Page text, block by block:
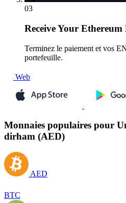
03
ReceiveYour Ethereum
Terminez le paiement et vos
portefeuille.
Web
Monnaies populaires pour
dirham (AED)
AED
BTC